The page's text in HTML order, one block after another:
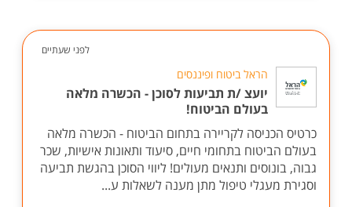
לפני שעתיים
הראל ביטוח ופיננסים
יועצ /ת תביעות לסוכן - הכשרה מלאה
בעולם הביטוח!
כרטיס הכניסה לקריירה בתחום הביטוח - הכשרה מלאה
בעולם הביטוח בתחומי חיים, סיעוד ותאונות אישיות, שכר
גבוה, בונוסים ותנאים מעולים! ליווי הסוכן בהגשת תביעה
וסגירת מעגלי טיפול מתן מענה לשאלות ע...